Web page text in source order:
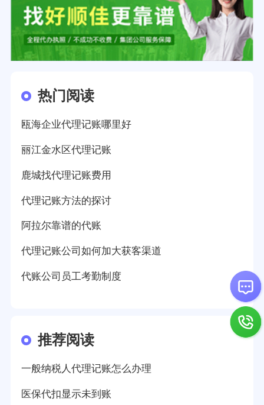
热门阅读
瓯海企业代理记账哪里好
丽江金水区代理记账
鹿城找代理记账费用
代理记账方法的探讨
阿拉尔靠谱的代账
代理记账公司如何加大获客渠道
代账公司员工考勤制度
推荐阅读
一般纳税人代理记账怎么办理
医保代扣显示未到账